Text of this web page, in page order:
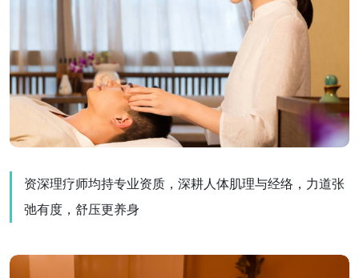
资深理疗师均持专业资质，深耕人体肌理与经络，力道张
弛有度，舒压更养身